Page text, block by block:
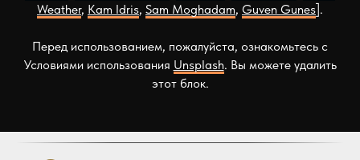
Weather, Kam Idris, Sam Moghadam, Guven Gunes ].
Перед использованием, пожалуйста, ознакомьтесь с
Условиями использования Unsplash. Вы можете удалить
этот блок.